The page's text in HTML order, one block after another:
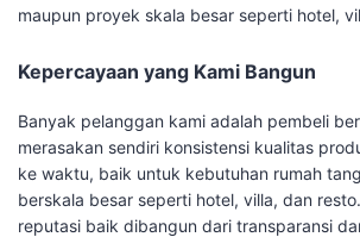
maupun proyek skala besar seperti hotel,
Kepercayaan yang Kami Bangun
Banyak pelanggan kami adalah pembeli
merasakan sendiri konsistensi kualitas
ke waktu, baik untuk kebutuhan rumah
berskala besar seperti hotel, villa, dan
reputasi baik dibangun dari transparansi